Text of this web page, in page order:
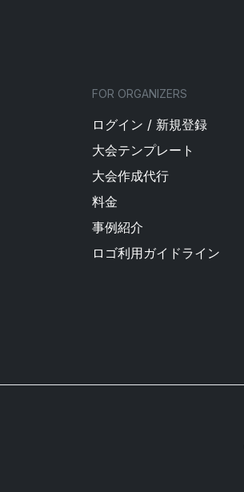
FOR ORGANIZERS
ログイン / 新規登録
大会テンプレート
大会作成代行
料金
事例紹介
ロゴ利用ガイドライン